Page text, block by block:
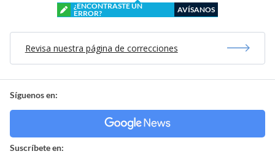
¿ENCONTRASTE UN
ERROR?
AVÍSANOS
Revisa nuestra página de correcciones
Síguenos en:
Suscríbete en: